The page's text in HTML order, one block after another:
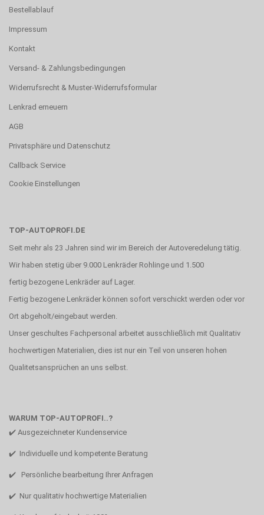
Bestellablauf
Impressum
Kontakt
Versand- & Zahlungsbedingungen
Widerrufsrecht & Muster-Widerrufsformular
Lenkrad erneuern
AGB
Privatsphäre und Datenschutz
Callback Service
Cookie Einstellungen
TOP-AUTOPROFI.DE
Seit mehr als 23 Jahren sind wir im Bereich der Autoveredelung tätig.
Wir haben stetig über 9.000 Lenkräder Rohlinge und 1.500
fertig bezogene Lenkräder auf Lager.
Fertig bezogene Lenkräder können sofort verschickt werden oder vor
Ort abgeholt/eingebaut werden.
Unser geschultes Fachpersonal arbeitet ausschließlich mit Qualitativ
hochwertigen Materialien, dies ist nur ein Teil von unseren hohen
Qualitetsansprüchen an uns selbst.
WARUM TOP-AUTOPROFI..?
✔️ Ausgezeichneter Kundenservice
✔️ Individuelle und kompetente Beratung
✔️ Persönliche bearbeitung Ihrer Anfragen
✔️ Nur qualitativ hochwertige Materialien